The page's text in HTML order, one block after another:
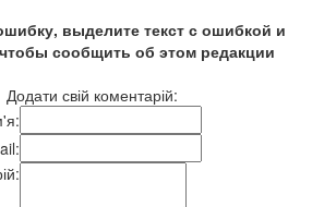
выделите текст с ошибкой и
сообщить об этом редакции
Додати свій коментарій: